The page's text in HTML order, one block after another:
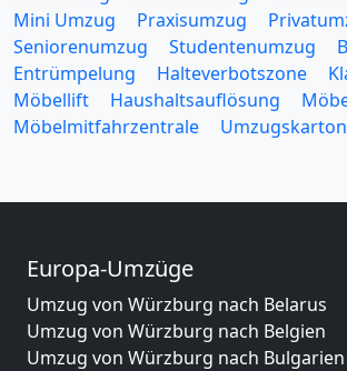
Mini Umzug
Praxisumzug
Seniorenumzug
Studentenumzug
Entrümpelung
Halteverbotszone
Möbellift
Haushaltsauflösung
Möbelmitfahrzentrale
Europa-Umzüge
Umzug von Würzburg nach Belarus
Umzug von Würzburg nach Belgien
Umzug von Würzburg nach Bulgarien